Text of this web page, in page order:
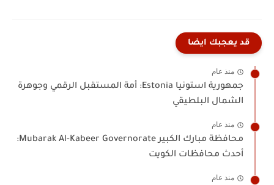
قد يعجبك ايضا
منذ عام
جمهورية استونيا Estonia: أمة المستقبل الرقمي وجوهرة
الشمال البلطيقي
منذ عام
محافظة مبارك الكبير Mubarak Al-Kabeer Governorate:
أحدث محافظات الكويت
منذ عام